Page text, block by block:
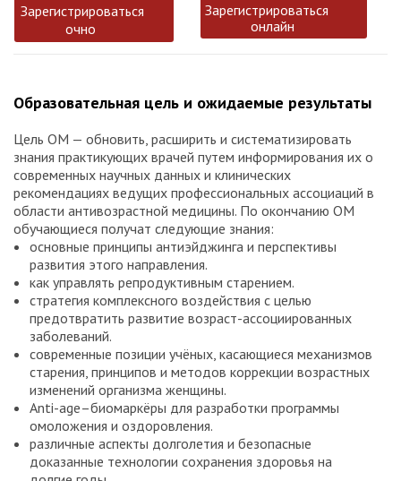
Зарегистрироваться
очно
Зарегистрироваться
онлайн
Образовательная цель и ожидаемые результаты
Цель ОМ — обновить, расширить и систематизировать
знания практикующих врачей путем информирования их о
современных научных данных и клинических
рекомендациях ведущих профессиональных ассоциаций в
области антивозрастной медицины. По окончанию ОМ
обучающиеся получат следующие знания:
основные принципы антиэйджинга и перспективы
развития этого направления.
как управлять репродуктивным старением.
стратегия комплексного воздействия с целью
предотвратить развитие возраст-ассоциированных
заболеваний.
современные позиции учёных, касающиеся механизмов
старения, принципов и методов коррекции возрастных
изменений организма женщины.
Anti-age–биомаркёры для разработки программы
омоложения и оздоровления.
различные аспекты долголетия и безопасные
доказанные технологии сохранения здоровья на